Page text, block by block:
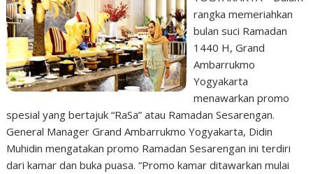
rangka memeriahkan
bulan suci Ramadan
1440 H, Grand
Ambarrukmo
Yogyakarta
menawarkan promo
spesial yang bertajuk “RaSa” atau Ramadan Sesarengan.
General Manager Grand Ambarrukmo Yogyakarta, Didin
Muhidin mengatakan promo Ramadan Sesarengan ini terdiri
dari kamar dan buka puasa. “Promo kamar ditawarkan mulai